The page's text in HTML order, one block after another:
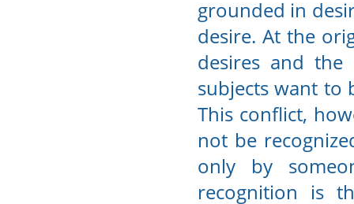
grounded in
desire. At the
desires and the
subjects want to
This conflict,
not be
only by
recognition is